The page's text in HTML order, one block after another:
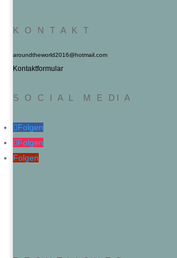
K O N T A K T
aroundtheworld2016@hotmail.com
Kontaktformular
S O C I A L M E DI A
Folgen
Folgen
Folgen